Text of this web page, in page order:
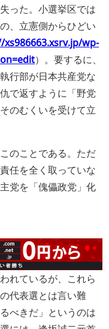
った。小選挙区では
、立憲側からひどい
wp-
）。要するに、
行部が日本共産党な
で返すように「野党
のむくいを受けて立
のことである。ただ
任を全く取っていな
党を「傀儡政党」化
れているが、これら
代表選とは言い難
べきだ」というのは